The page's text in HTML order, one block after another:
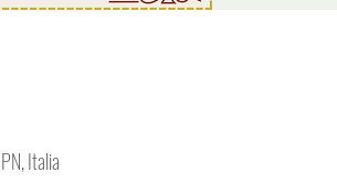
Italia